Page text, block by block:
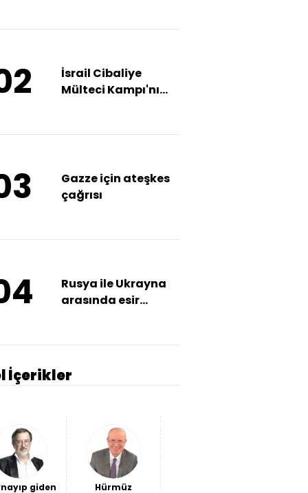
İçerikler
giden
Hürmüz
İsrail Cibaliye
Mülteci Kampı'nı
Gazze için ateşkes
çağrısı
Rusya ile Ukrayna
arasında esir